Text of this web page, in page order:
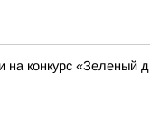
на конкурс «Зеленый